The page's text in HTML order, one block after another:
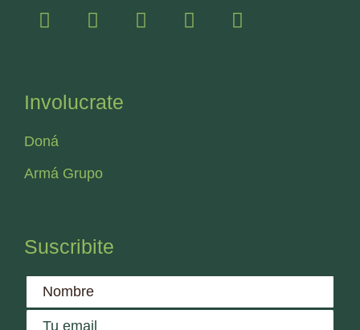
Involucrate
Doná
Armá Grupo
Suscribite